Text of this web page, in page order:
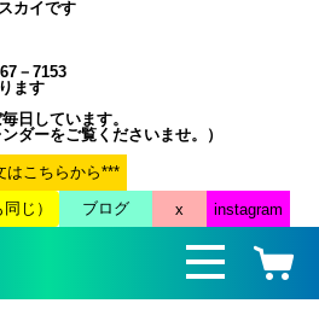
カイです
－7153
ます
日しています。
ダーをご覧くださいませ。）